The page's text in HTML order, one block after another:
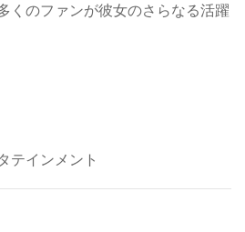
くのファンが彼女のさらなる活躍
テインメント